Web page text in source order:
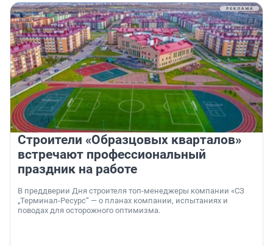
Строители «Образцовых кварталов»
встречают профессиональный
праздник на работе
В преддверии Дня строителя топ-менеджеры компании «СЗ
„Терминал-Ресурс“ — о планах компании, испытаниях и
поводах для осторожного оптимизма.